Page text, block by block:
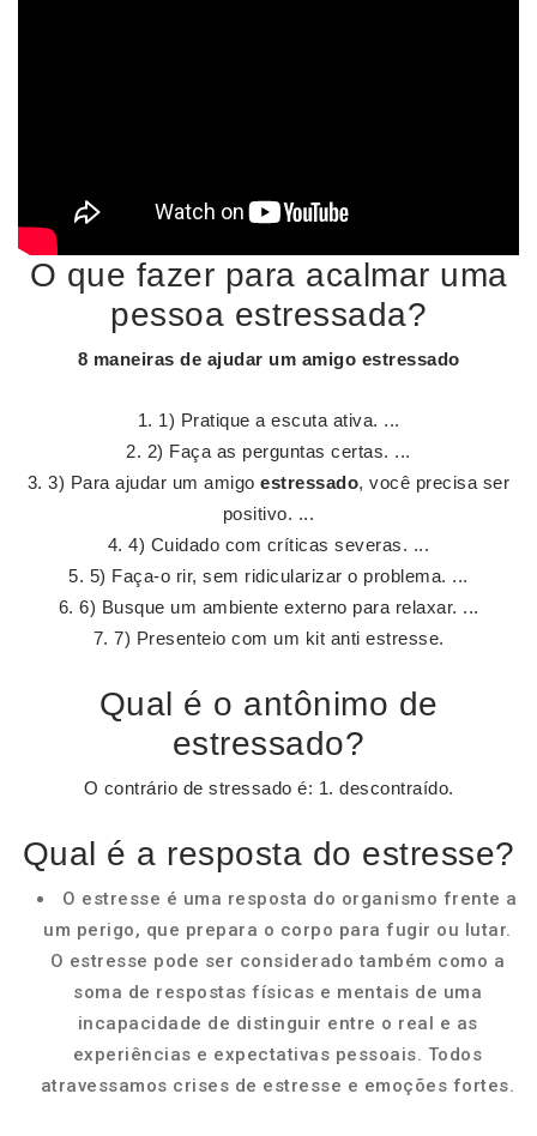
O que fazer para acalmar uma
pessoa estressada?
8 maneiras de ajudar um amigo estressado
1) Pratique a escuta ativa. ...
2) Faça as perguntas certas. ...
3) Para ajudar um amigoestressado, você precisa ser
positivo. ...
4) Cuidado com críticas severas. ...
5) Faça-o rir, sem ridicularizar o problema. ...
6) Busque um ambiente externo para relaxar. ...
7) Presenteio com um kit anti estresse.
Qual é o antônimo de
estressado?
O contrário de stressado é: 1. descontraído.
Qual é a resposta do estresse?
O estresse é uma resposta do organismo frente a
um perigo, que prepara o corpo para fugir ou lutar.
O estresse pode ser considerado também como a
soma de respostas físicas e mentais de uma
incapacidade de distinguir entre o real e as
experiências e expectativas pessoais. Todos
atravessamos crises de estresse e emoções fortes.